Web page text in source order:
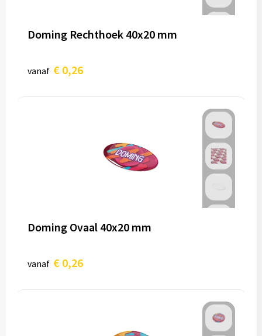
Doming Rechthoek 40x20 mm
vanaf € 0,26
Doming Ovaal 40x20 mm
vanaf € 0,26